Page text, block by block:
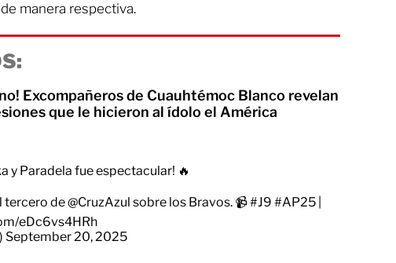
manera respectiva.
Excompañeros de Cuauhtémoc Blanco revelan
que le hicieron al ídolo el América
y Paradela fue espectacular! 🔥
tercero de@CruzAzul sobre los Bravos. 📹#J9 #AP25
eDc6vs4HRh
September 20, 2025